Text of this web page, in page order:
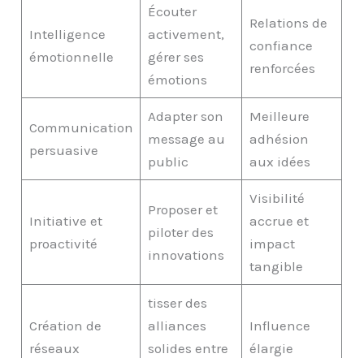
Intelligence
émotionnelle
Écouter
activement,
gérer ses
émotions
Relations de
confiance
renforcées
Communication
persuasive
Adapter son
message au
public
Meilleure
adhésion
aux idées
Initiative et
proactivité
Proposer et
piloter des
innovations
Visibilité
accrue et
impact
tangible
Création de
réseaux
tisser des
alliances
solides entre
Influence
élargie